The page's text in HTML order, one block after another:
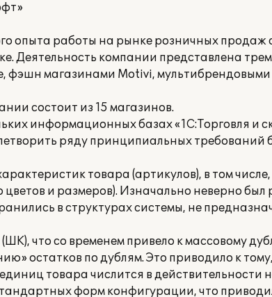
опыта работы на рынке розничных продаж
Деятельность компании представлена
фэшн магазинами Motivi,
состоит из 15 магазинов.
информационных базах «1С:Торговля и
ряду принципиальных требований
товара (артикулов), в том
и размеров). Изначально неверно был
в структурах системы, не
что со временем привело к массовому
остатков по дублям. Это приводило к
товара числится в действительности
форм конфигурации, что